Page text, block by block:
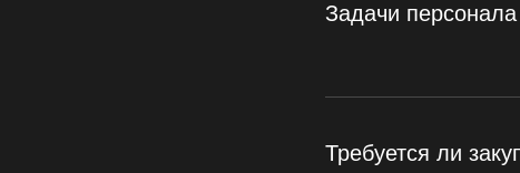
Задачи персонала
Требуется ли